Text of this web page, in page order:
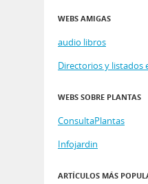
WEBS AMIGAS
audio libros
Directorios y listados
WEBS SOBRE PLANTAS
ConsultaPlantas
Infojardin
ARTÍCULOS MÁS